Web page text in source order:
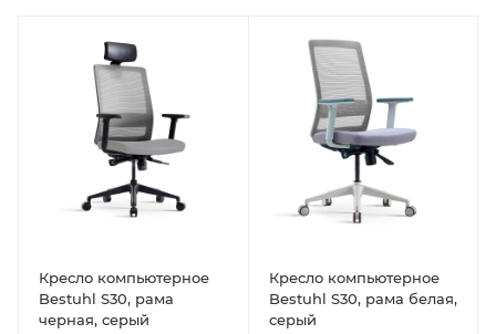
Кресло компьютерное
Bestuhl S30, рама
черная, серый
Кресло компьютерное
Bestuhl S30, рама белая,
серый